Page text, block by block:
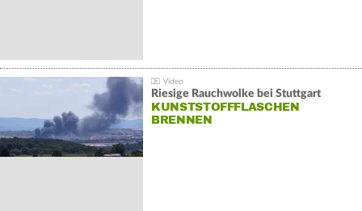
Riesige Rauchwolke bei Stuttgart
KUNSTSTOFFFLASCHEN
BRENNEN